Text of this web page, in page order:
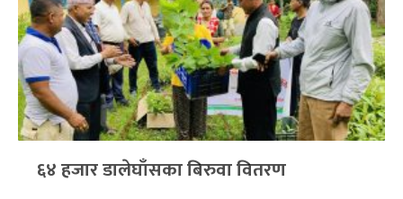
६४ हजार डालेघाँसका बिरुवा वितरण